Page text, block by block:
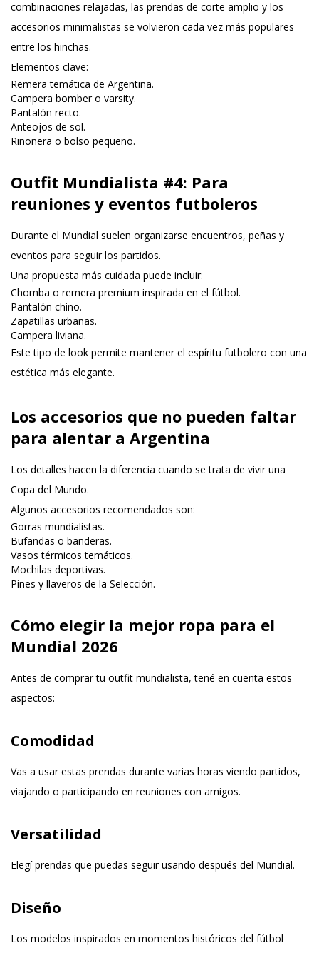
combinaciones relajadas, las prendas de corte amplio y los
accesorios minimalistas se volvieron cada vez más populares
entre los hinchas.
Elementos clave:
Remera temática de Argentina.
Campera bomber o varsity.
Pantalón recto.
Anteojos de sol.
Riñonera o bolso pequeño.
Outfit Mundialista #4: Para
reuniones y eventos futboleros
Durante el Mundial suelen organizarse encuentros, peñas y
eventos para seguir los partidos.
Una propuesta más cuidada puede incluir:
Chomba o remera premium inspirada en el fútbol.
Pantalón chino.
Zapatillas urbanas.
Campera liviana.
Este tipo de look permite mantener el espíritu futbolero con una
estética más elegante.
Los accesorios que no pueden faltar
para alentar a Argentina
Los detalles hacen la diferencia cuando se trata de vivir una
Copa del Mundo.
Algunos accesorios recomendados son:
Gorras mundialistas.
Bufandas o banderas.
Vasos térmicos temáticos.
Mochilas deportivas.
Pines y llaveros de la Selección.
Cómo elegir la mejor ropa para el
Mundial 2026
Antes de comprar tu outfit mundialista, tené en cuenta estos
aspectos:
Comodidad
Vas a usar estas prendas durante varias horas viendo partidos,
viajando o participando en reuniones con amigos.
Versatilidad
Elegí prendas que puedas seguir usando después del Mundial.
Diseño
Los modelos inspirados en momentos históricos del fútbol